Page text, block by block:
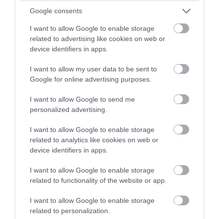
Google consents
I want to allow Google to enable storage
related to advertising like cookies on web or
device identifiers in apps.
I want to allow my user data to be sent to
Google for online advertising purposes.
I want to allow Google to send me
personalized advertising.
I want to allow Google to enable storage
related to analytics like cookies on web or
device identifiers in apps.
I want to allow Google to enable storage
related to functionality of the website or app.
I want to allow Google to enable storage
related to personalization.
εξετάσει μάρτυρες κ.τ.λ. και να
περίπτωση, διά παντός μέσου, την
κατά τα άνω επιχείρηση αλλοιώσεως
υπακούοντας σε καμία άλλη
στους ιεραρχικώς προϊσταμένους της.
Διότι, κατά τον Νόμο, πάντες οι
προανακριτικοί υπάλληλοι, ενεργούντες
ανακριτικές πράξεις, υπάγονται στον
Εισαγγελέα και όχι στην Προϊσταμένη
τους Αρχή.
Κατά τα Μέσα Ενημερώσεως, οι